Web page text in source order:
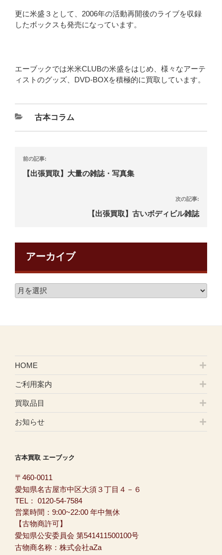
更に米盛３として、2006年の活動再開後のライブを収録
したボックスも発売になっています。
エーブックでは米米CLUBの米盛をはじめ、様々なアーテ
ィストのグッズ、DVD-BOXを積極的に買取しています。
古本コラム
前の記事:
【出張買取】大量の雑誌・写真集
次の記事:
【出張買取】古いボディビル雑誌
アーカイブ
HOME
ご利用案内
買取品目
お知らせ
古本買取 エーブック
〒460-0011
愛知県名古屋市中区大須３丁目４－６
TEL： 0120-54-7584
営業時間：9:00~22:00 年中無休
【古物商許可】
愛知県公安委員会 第541411500100号
古物商名称：株式会社aZa